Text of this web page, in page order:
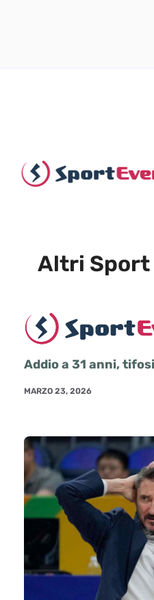
Altri Sport
Addio a 31 anni,
MARZO 23, 2026